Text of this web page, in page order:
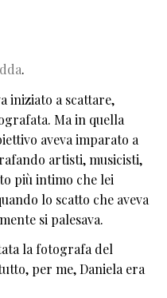
.
iniziato a scattare,
Ma in quella
aveva imparato a
artisti, musicisti,
più intimo che lei
lo scatto che aveva
si palesava.
la fotografa del
per me, Daniela era